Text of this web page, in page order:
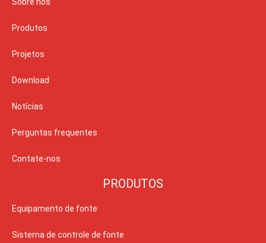
Produtos
Projetos
Download
Notícias
Perguntas frequentes
Contate-nos
PRODUTOS
Equipamento de fonte
Sistema de controle de fonte